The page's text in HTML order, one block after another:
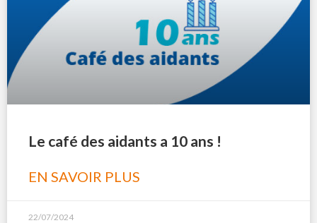
Le café des aidants a 10 ans !
EN SAVOIR PLUS
22/07/2024